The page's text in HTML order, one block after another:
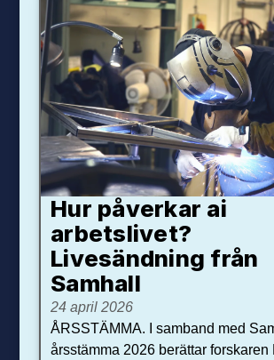
Hur påverkar ai
arbetslivet?
Livesändning från
Samhall
24 april 2026
ÅRSSTÄMMA. I samband med
årsstämma 2026 berättar forskaren